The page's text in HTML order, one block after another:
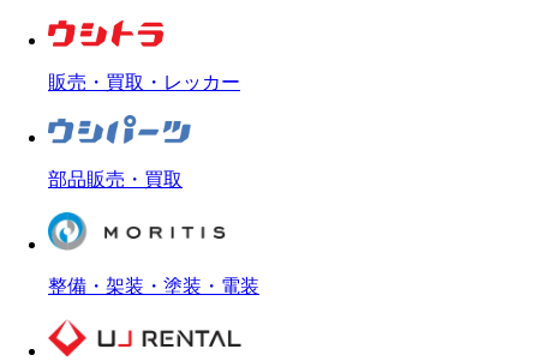
販売・買取・レッカー
部品販売・買取
整備・架装・塗装・電装